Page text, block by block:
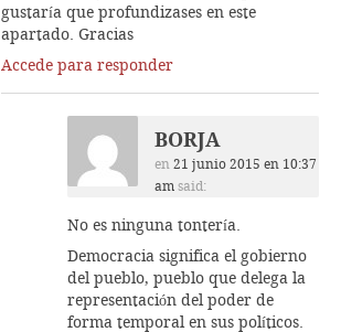
gustaría que profundizases en este
apartado. Gracias
Accede para responder
BORJA
en 21 junio 2015 en 10:37
am said:
No es ninguna tontería.
Democracia significa el gobierno
del pueblo, pueblo que delega la
representación del poder de
forma temporal en sus políticos.